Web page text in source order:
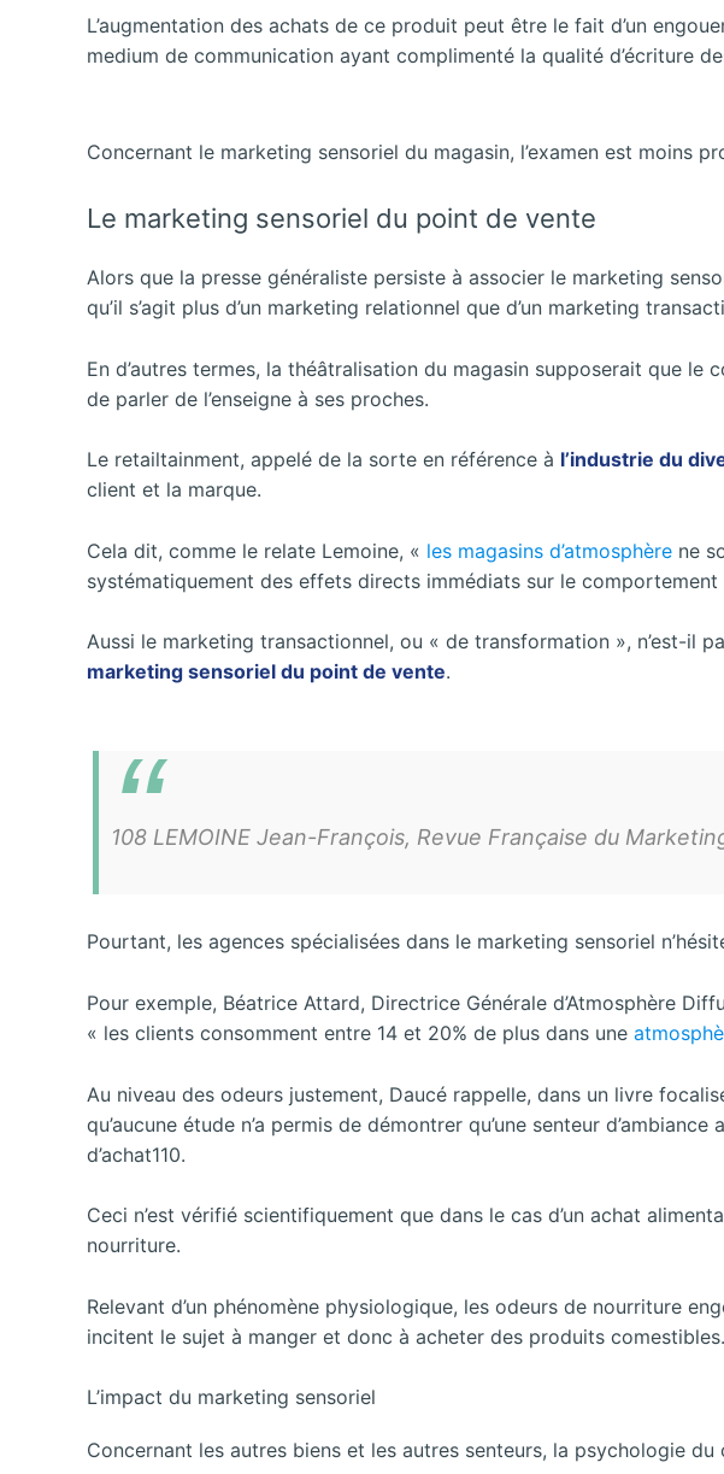
L’augmentation des achats de ce produit peut être le fait d’un
medium de communication ayant complimenté la qualité d’écriture
Concernant le marketing sensoriel du magasin, l’examen est moins
Le marketing sensoriel du point de vente
Alors que la presse généraliste persiste à associer le marketing
qu’il s’agit plus d’un marketing relationnel que d’un marketing
En d’autres termes, la théâtralisation du magasin supposerait que
de parler de l’enseigne à ses proches.
Le retailtainment, appelé de la sorte en référence à l’industrie du
client et la marque.
Cela dit, comme le relate Lemoine, « les magasins d’atmosphère ne
systématiquement des effets directs immédiats sur le comportement
Aussi le marketing transactionnel, ou « de transformation », n’est-il
marketing sensoriel du point de vente.
108 LEMOINE Jean-François, Revue Française du
Pourtant, les agences spécialisées dans le marketing sensoriel
Pour exemple, Béatrice Attard, Directrice Générale d’Atmosphère
« les clients consomment entre 14 et 20% de plus dans une
Au niveau des odeurs justement, Daucé rappelle, dans un livre
qu’aucune étude n’a permis de démontrer qu’une senteur
d’achat110.
Ceci n’est vérifié scientifiquement que dans le cas d’un achat
nourriture.
Relevant d’un phénomène physiologique, les odeurs de nourriture
incitent le sujet à manger et donc à acheter des produits comestibles.
L’impact du marketing sensoriel
Concernant les autres biens et les autres senteurs, la psychologie